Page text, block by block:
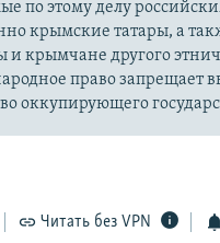
по этому делу
крымские татары, а
и крымчане другого
право запрещает
оккупирующего
Читать без VPN